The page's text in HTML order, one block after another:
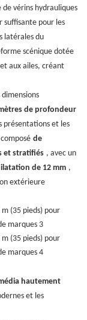
vérins hydrauliques
suffisante pour les
latérales du
scénique dotée
aux ailes, créant
de profondeur
présentations et les
de
et stratifiés , avec un
de 12 mm ,
extérieure
hautement
et les